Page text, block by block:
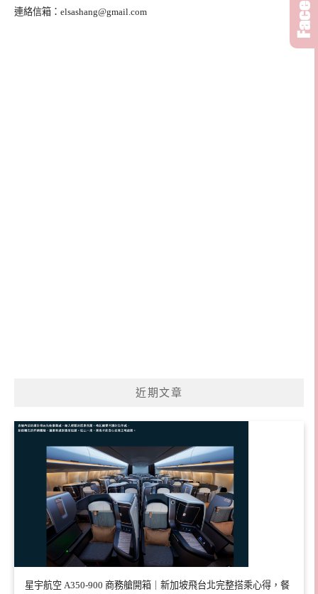
連絡信箱： elsashang@gmail.com
近期文章
星宇航空 A350-900 商務艙開箱｜新加坡飛台北完整搭乘心得，餐